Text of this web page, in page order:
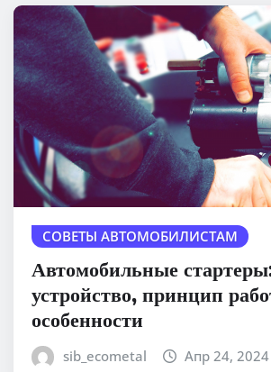
СОВЕТЫ АВТОМОБИЛИСТАМ
Автомобильные
устройство, принцип
особенности
sib_ecometal Апр 24, 2024